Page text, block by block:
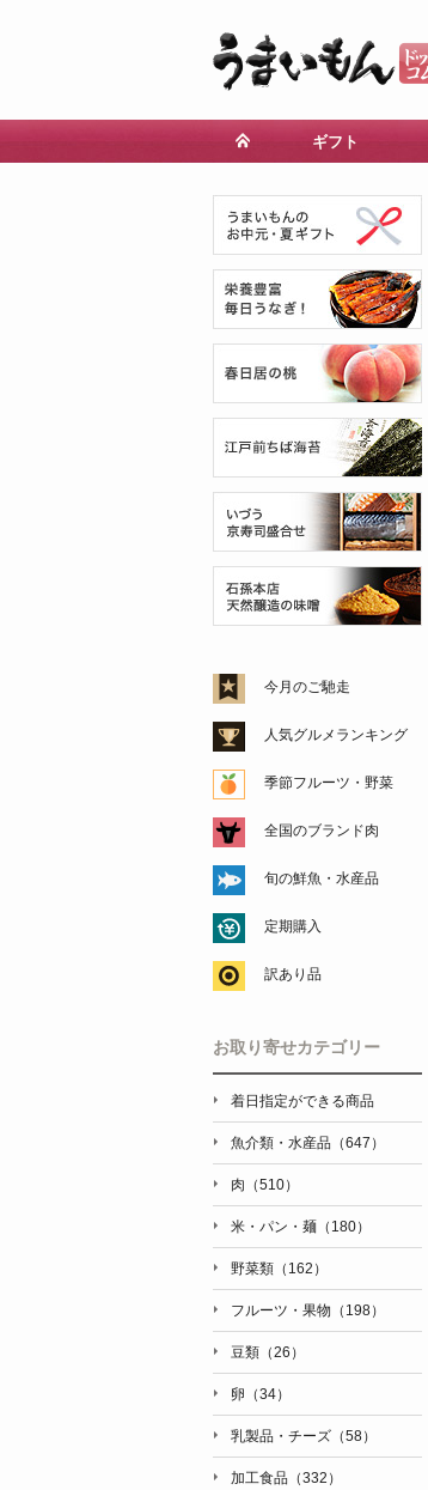
ギフト
今月のご馳走
人気グルメランキング
季節フルーツ・野菜
全国のブランド肉
旬の鮮魚・水産品
定期購入
訳あり品
お取り寄せカテゴリー
着日指定ができる商品
魚介類・水産品（647）
肉（510）
米・パン・麺（180）
野菜類（162）
フルーツ・果物（198）
豆類（26）
卵（34）
乳製品・チーズ（58）
加工食品（332）